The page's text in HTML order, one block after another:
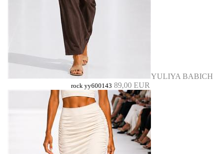
YULIYA BABICH
rock yy600143 89,00 EUR